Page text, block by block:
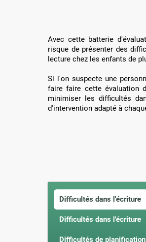
Avec cette batterie
risque de présenter des
lecture chez les enfants de
Si l'on suspecte une
faire faire cette évaluation
minimiser les difficultés
d'intervention adapté à
Difficultés dans l'écriture
Difficultés dans l'écriture
Difficultés de planification